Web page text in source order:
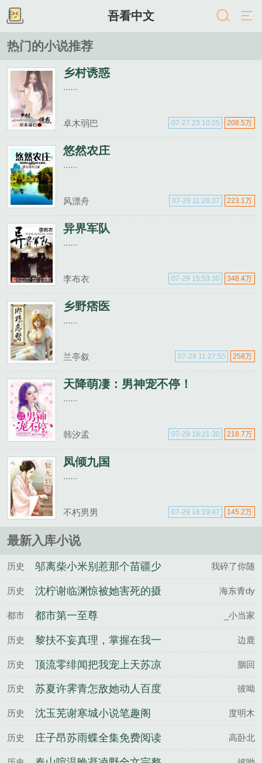
吾看中文
热门的小说推荐
乡村诱惑
......
卓木弱巴 208.5万
07-27 23:10:25
悠然农庄
......
风漂舟 223.1万
07-29 11:26:37
异界军队
......
李布衣 348.4万
07-29 15:53:30
乡野痞医
......
兰亭叙 258万
07-29 11:27:55
天降萌凄：男神宠不停！
......
韩汐孟 218.7万
07-29 18:21:30
凤倾九国
......
不朽男男 145.2万
07-29 16:19:47
最新入库小说
历史
邬离柴小米别惹那个苗疆少
年，他病娇又变态百度云
我碎了你随
历史
沈柠谢临渊惊被她害死的摄
政王也重生了百度云
海东青dy
都市 都市第一至尊 _小当家
历史
黎扶不妄真理，掌握在我一
剑之内百度云
边鹿
历史
顶流零绯闻把我宠上天苏凉
楚南佑全文完整版
胭回
历史
苏夏许霁青怎敌她动人百度
云
彼呦
历史 沈玉芜谢寒城小说笔趣阁 度明木
历史 庄子昂苏雨蝶全集免费阅读 高卧北